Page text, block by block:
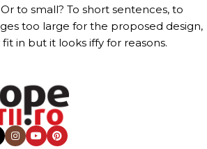
to small? To short sentences, to
too large for the proposed design,
in but it looks iffy for reasons.
for a reason is a problem, a client
he or her can’t quite put a finger
are there wasn’t collaboration,
checkpoints, there wasn’t a process
with the granularity required. It’s